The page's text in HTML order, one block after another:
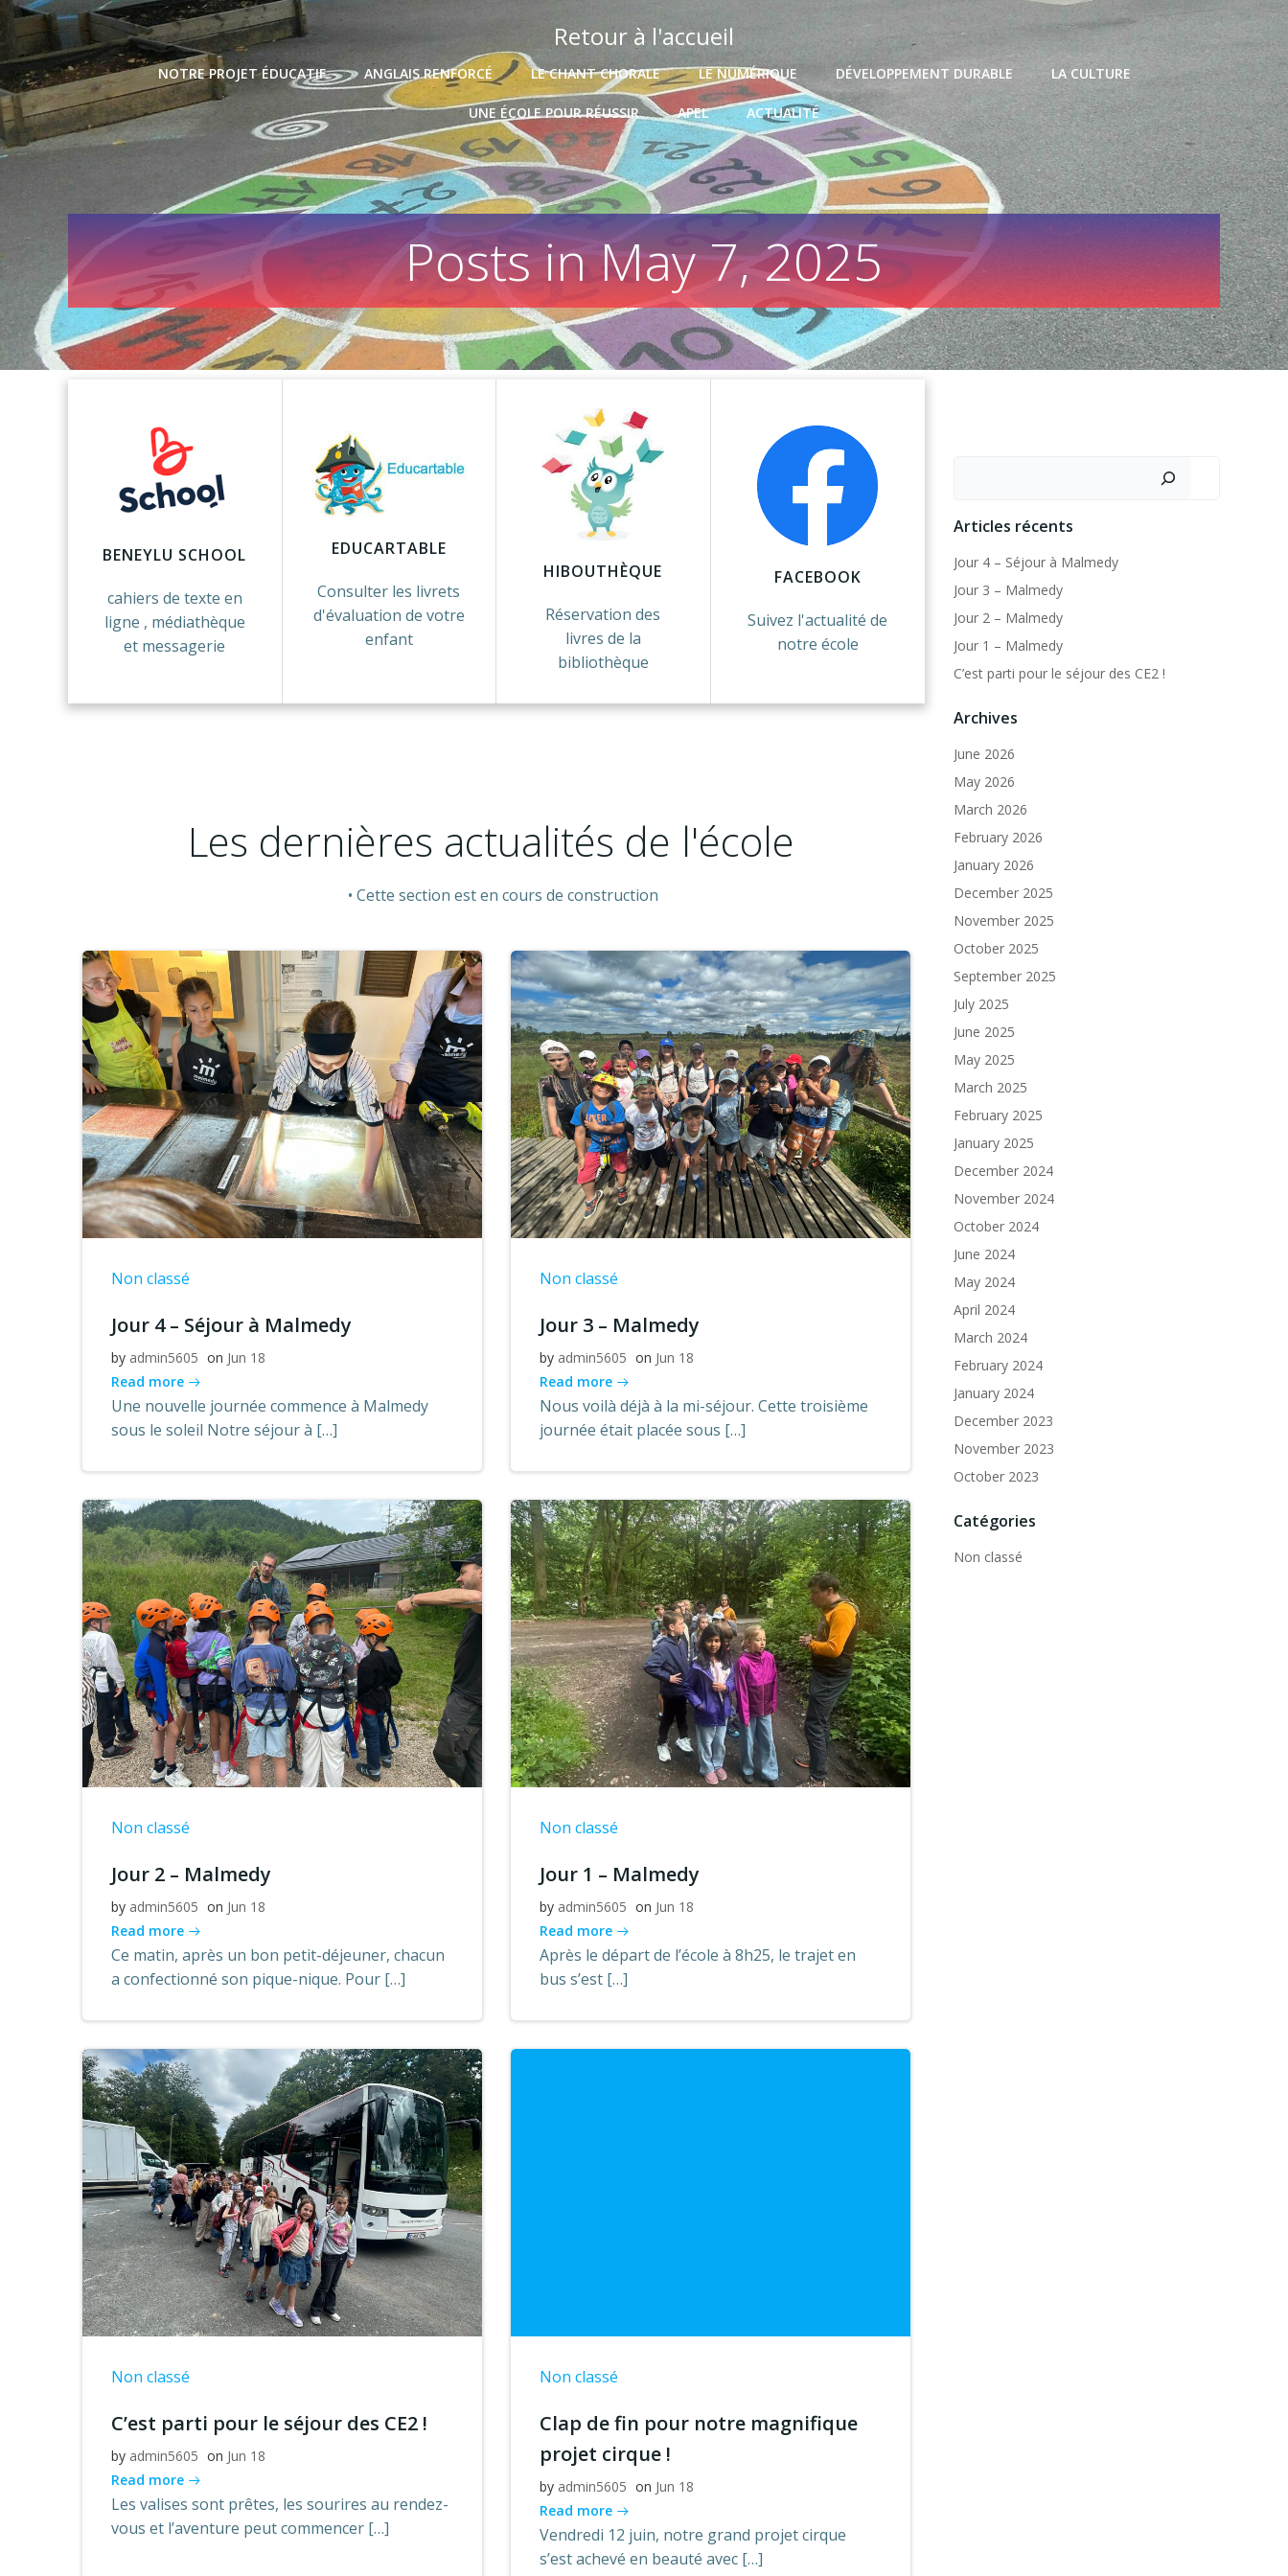
Skip
to
content
Retour à l'accueil
NOTRE PROJET ÉDUCATIF ANGLAIS RENFORCÉ LE CHANT CHORALE LE NUMÉRIQUE DÉVELOPPEMENT DURABLE LA CULTURE
UNE ÉCOLE POUR RÉUSSIR APEL ACTUALITÉ
Posts in May 7, 2025
BENEYLU SCHOOL
cahiers de texte en
ligne , médiathèque
et messagerie
EDUCARTABLE
Consulter les livrets
d'évaluation de votre
enfant
HIBOUTHÈQUE
Réservation des
livres de la
bibliothèque
FACEBOOK
Suivez l'actualité de
notre école
Les dernières actualités de l'école
Cette section est en cours de construction
Non classé
Jour 4 – Séjour à Malmedy
by admin5605 on Jun 18
Read more
Une nouvelle journée commence à Malmedy
sous le soleil Notre séjour à […]
Non classé
Jour 3 – Malmedy
by admin5605 on Jun 18
Read more
Nous voilà déjà à la mi-séjour. Cette troisième
journée était placée sous […]
Non classé
Jour 2 – Malmedy
by admin5605 on Jun 18
Read more
Ce matin, après un bon petit-déjeuner, chacun
a confectionné son pique-nique. Pour […]
Non classé
Jour 1 – Malmedy
by admin5605 on Jun 18
Read more
Après le départ de l’école à 8h25, le trajet en
bus s’est […]
Non classé
C’est parti pour le séjour des CE2 !
by admin5605 on Jun 18
Read more
Les valises sont prêtes, les sourires au rendez-
vous et l’aventure peut commencer […]
Non classé
Clap de fin pour notre magnifique
projet cirque !
by admin5605 on Jun 18
Read more
Vendredi 12 juin, notre grand projet cirque
s’est achevé en beauté avec […]
Articles récents
Jour 4 – Séjour à Malmedy
Jour 3 – Malmedy
Jour 2 – Malmedy
Jour 1 – Malmedy
C’est parti pour le séjour des CE2 !
Archives
June 2026
May 2026
March 2026
February 2026
January 2026
December 2025
November 2025
October 2025
September 2025
July 2025
June 2025
May 2025
March 2025
February 2025
January 2025
December 2024
November 2024
October 2024
June 2024
May 2024
April 2024
March 2024
February 2024
January 2024
December 2023
November 2023
October 2023
Catégories
Non classé